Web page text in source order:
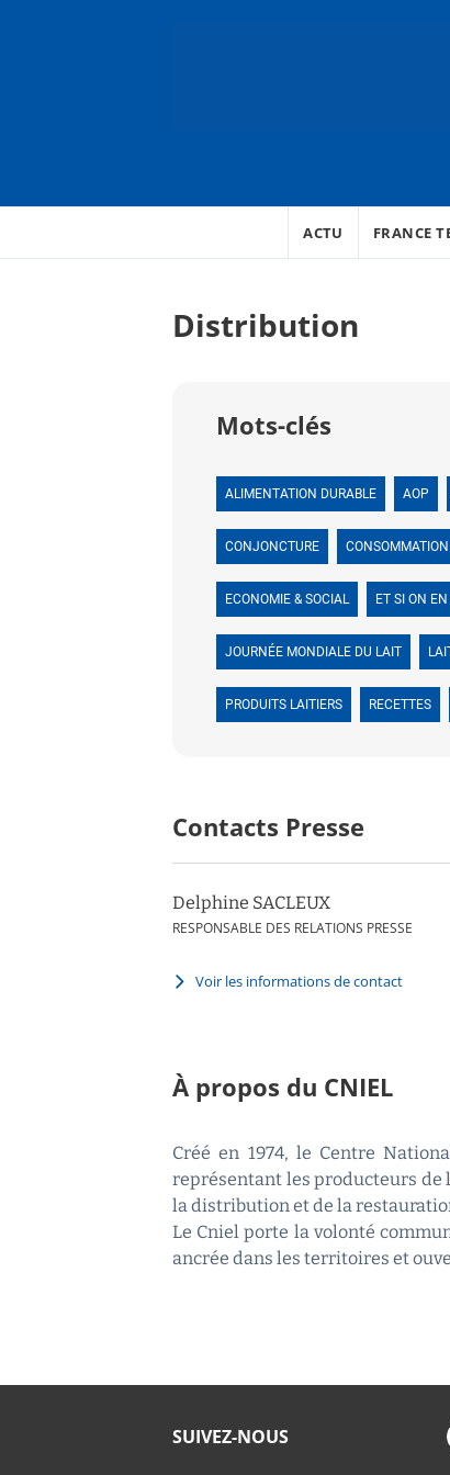
ACTU FRANCE
Distribution
Mots-clés
ALIMENTATION DURABLE AOP
CONJONCTURE
ECONOMIE & SOCIAL ET SI ON
JOURNÉE MONDIALE DU LAIT
PRODUITS LAITIERS RECETTES
Contacts Presse
Delphine SACLEUX
RESPONSABLE DES RELATIONS PRESSE
Voir les informations de contact
À propos du CNIEL
Créé en 1974, le Centre
représentant les producteurs de
la distribution et de la
Le Cniel porte la volonté
ancrée dans les territoires et
SUIVEZ-NOUS